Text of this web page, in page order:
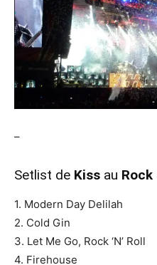
–
Setlist de Kiss au Rock
1. Modern Day Delilah
2. Cold Gin
3. Let Me Go, Rock ‘N’ Roll
4. Firehouse